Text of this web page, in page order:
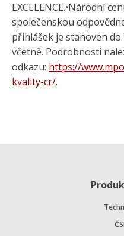
EXCELENCE.•Národní
společenskou
přihlášek je stanoven do
včetně. Podrobnosti
odkazu: https://
kvality-cr/.